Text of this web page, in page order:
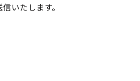
いたします。